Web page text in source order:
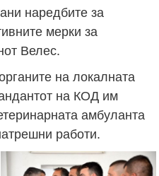
наредбите за
мерки за
Велес.
на локалната
на КОД им
амбуланта
работи.